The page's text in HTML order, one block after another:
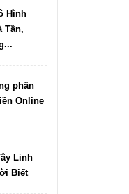
Hình
Tần,
phần
Online
Linh
Biết